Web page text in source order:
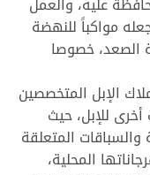
مواكباً للنهضة
الصعد، خصوصا
الإبل المتخصصين
للإبل، حيث
المتعلقة
المحلية،